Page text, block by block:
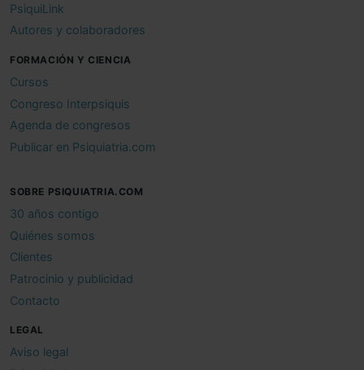
PsiquiLink
Autores y colaboradores
FORMACIÓN Y CIENCIA
Cursos
Congreso Interpsiquis
Agenda de congresos
Publicar en Psiquiatria.com
SOBRE PSIQUIATRIA.COM
30 años contigo
Quiénes somos
Clientes
Patrocinio y publicidad
Contacto
LEGAL
Aviso legal